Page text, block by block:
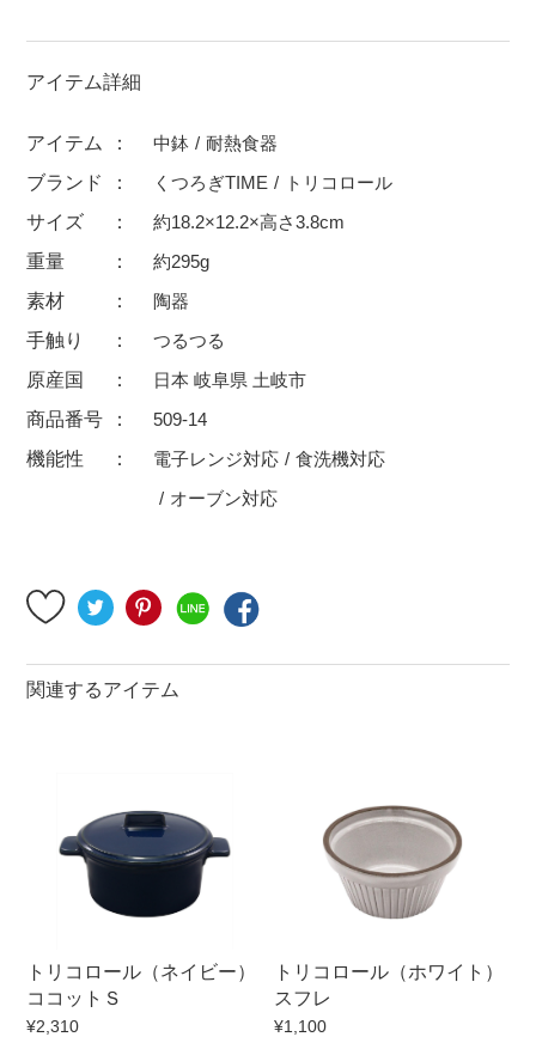
価格
500円未満 99円未満
500円～
1,500円〜
5,000円～9,999円
ブランド・窯名・作家名
アイテム詳細
アイテム 中鉢
耐熱食器
ブランド
くつろぎTIME
トリコロール
サイズ
約18.2×12.2×高さ3.8cm
重量
約295g
素材
陶器
手触り
つるつる
原産国
日本 岐阜県 土岐市
商品番号
509-14
機能性
電子レンジ対応
食洗機対応
オーブン対応
関連するアイテム
トリコロール（ネイビー）
ココットＳ
¥2,310
トリコロール（ホワイト）
スフレ
¥1,100